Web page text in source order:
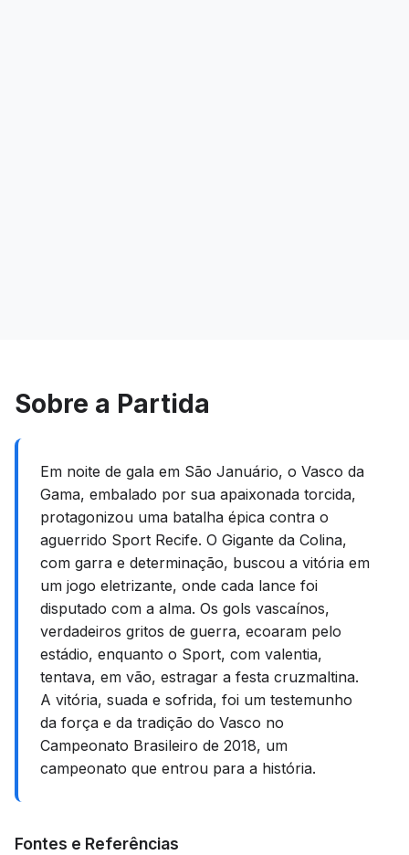
Sobre a Partida
Em noite de gala em São Januário, o Vasco da
Gama, embalado por sua apaixonada torcida,
protagonizou uma batalha épica contra o
aguerrido Sport Recife. O Gigante da Colina,
com garra e determinação, buscou a vitória em
um jogo eletrizante, onde cada lance foi
disputado com a alma. Os gols vascaínos,
verdadeiros gritos de guerra, ecoaram pelo
estádio, enquanto o Sport, com valentia,
tentava, em vão, estragar a festa cruzmaltina.
A vitória, suada e sofrida, foi um testemunho
da força e da tradição do Vasco no
Campeonato Brasileiro de 2018, um
campeonato que entrou para a história.
Fontes e Referências